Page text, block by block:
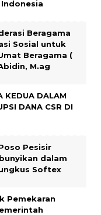
Beragama
Sosial untuk
Beragama (
M.ag
KEDUA DALAM
DANA CSR DI
Pesisir
dalam
Softex
Pemekaran